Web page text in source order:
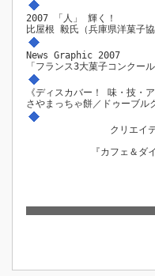
2007 「人」 輝く！
比屋根 毅氏（兵庫県洋菓子協
News Graphic 2007
「フランス3大菓子コンクー
《ディスカバー！ 味・技・
さやまっちゃ餅／ドゥーブル
クリエイ
『カフェ＆ダ